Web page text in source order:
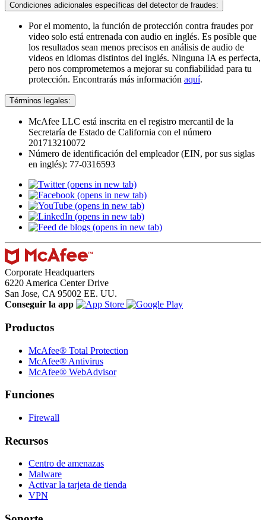
Condiciones adicionales específicas del detector de fraudes:
Por el momento, la función de protección contra fraudes por
video solo está entrenada con audio en inglés. Es posible que
los resultados sean menos precisos en análisis de audio de
videos en idiomas distintos del inglés. Ninguna IA es perfecta,
pero nos comprometemos a mejorar su confiabilidad para tu
protección. Encontrarás más información aquí. ​
Términos legales:​
McAfee LLC está inscrita en el registro mercantil de la
Secretaría de Estado de California con el número
201713210072​
Número de identificación del empleador (EIN, por sus siglas
en inglés): 77-0316593
(opens in new tab)
(opens in new tab)
(opens in new tab)
(opens in new tab)
(opens in new tab)
Corporate Headquarters
6220 America Center Drive
San Jose, CA 95002 EE. UU.
Conseguir la app
Productos
McAfee® Total Protection
McAfee® Antivirus
McAfee® WebAdvisor
Funciones
Firewall
Recursos
Centro de amenazas
Malware
Activar la tarjeta de tienda
VPN